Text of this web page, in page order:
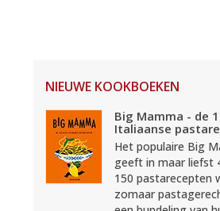
NIEUWE KOOKBOEKEN
Big Mamma - de
Italiaanse
Het populaire Big
geeft in maar liefst
150 pastarecepten
zomaar